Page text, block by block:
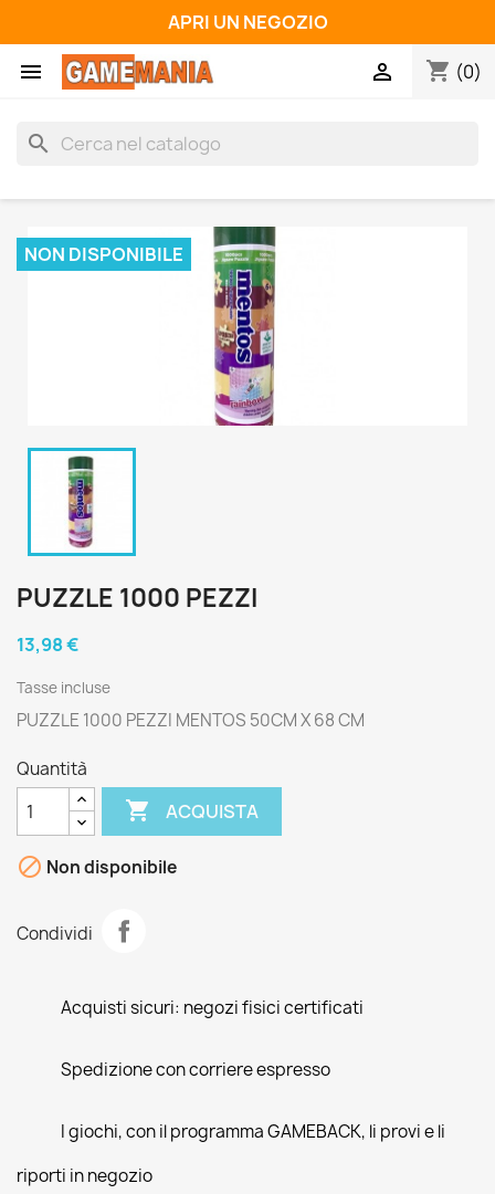
APRI UN NEGOZIO
 shopping_cart (0)

search
NON DISPONIBILE
PUZZLE 1000 PEZZI
13,98 €
Tasse incluse
PUZZLE 1000 PEZZI MENTOS 50CM X 68 CM
Quantità
 ACQUISTA
 Non disponibile
Condividi
Acquisti sicuri: negozi fisici certificati
Spedizione con corriere espresso
I giochi, con il programma GAMEBACK, li provi e li
riporti in negozio